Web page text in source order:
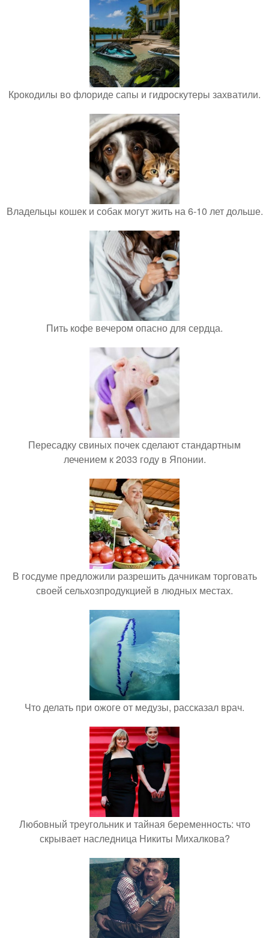
Крокодилы во флориде сапы и гидроскутеры захватили.
Владельцы кошек и собак могут жить на 6-10 лет дольше.
Пить кофе вечером опасно для сердца.
Пересадку свиных почек сделают стандартным
лечением к 2033 году в Японии.
В госдуме предложили разрешить дачникам торговать
своей сельхозпродукцией в людных местах.
Что делать при ожоге от медузы, рассказал врач.
Любовный треугольник и тайная беременность: что
скрывает наследница Никиты Михалкова?